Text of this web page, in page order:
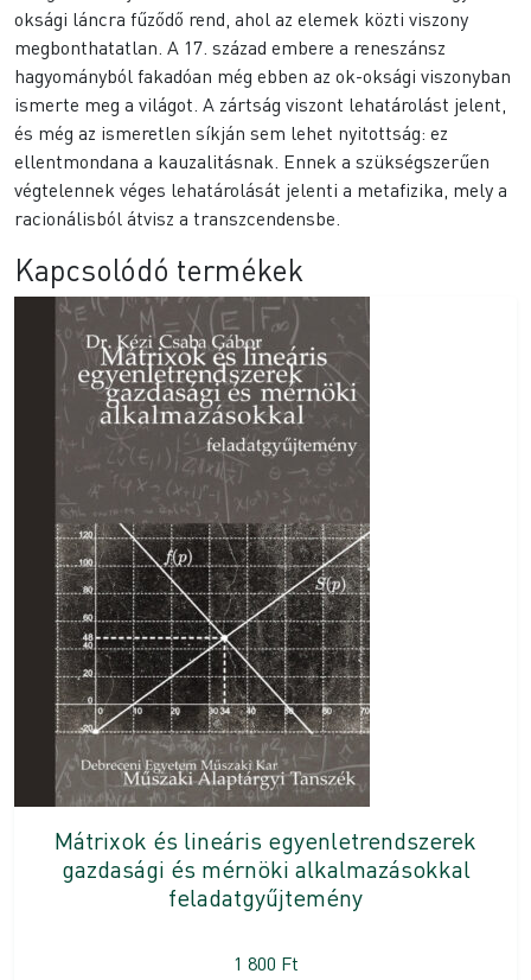
oksági láncra fűződő rend, ahol az elemek közti viszony
megbonthatatlan. A 17. század embere a reneszánsz
hagyományból fakadóan még ebben az ok-oksági viszonyban
ismerte meg a világot. A zártság viszont lehatárolást jelent,
és még az ismeretlen síkján sem lehet nyitottság: ez
ellentmondana a kauzalitásnak. Ennek a szükségszerűen
végtelennek véges lehatárolását jelenti a metafizika, mely a
racionálisból átvisz a transzcendensbe.
Kapcsolódó termékek
Mátrixok és lineáris egyenletrendszerek
gazdasági és mérnöki alkalmazásokkal
feladatgyűjtemény
1 800 Ft